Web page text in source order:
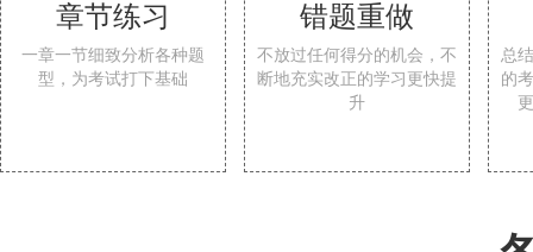
章节练习
一章一节细致分析各种题
型，为考试打下基础
错题重做
不放过任何得分的机会，不
断地充实改正的学习更快提
升
总
的